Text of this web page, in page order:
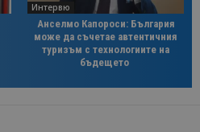
Интервю
Анселмо Капороси: България
може да съчетае автентичния
туризъм с технологиите на
бъдещето